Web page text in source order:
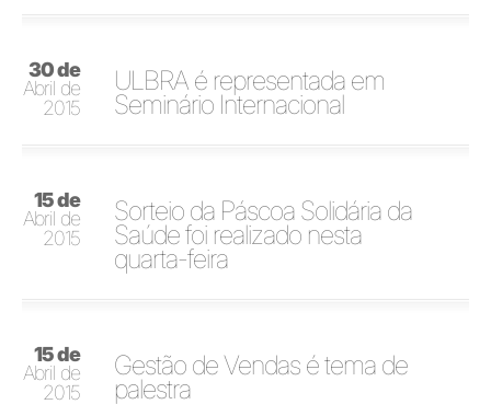
30 de
Abril de
2015
ULBRA é representada em
Seminário Internacional
15 de
Abril de
2015
Sorteio da Páscoa Solidária da
Saúde foi realizado nesta
quarta-feira
15 de
Abril de
2015
Gestão de Vendas é tema de
palestra